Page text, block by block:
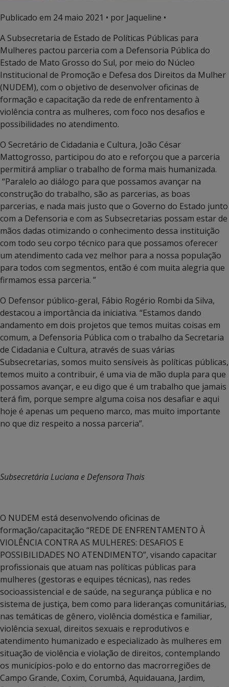
Publicado em 24 maio 2021 • por Jaqueline •
A Subsecretaria de Estado de Políticas Públicas para
Mulheres pactou parceria com a Defensoria Pública do
Estado de Mato Grosso do Sul, por meio do Núcleo
Institucional de Promoção e Defesa dos Direitos da Mulher
(NUDEM), com o objetivo de desenvolver oficinas de
formação e capacitação da rede de enfrentamento à
violência contra as mulheres, com foco nos desafios e
possibilidades no atendimento.
O Secretário de Cidadania e Cultura, João César
Mattogrosso, participou do ato e reforçou que a parceria
permitirá ampliar o trabalho de forma mais humanizada.
“Paralelo ao diálogo para que possamos avançar na
construção do trabalho, são as parcerias, as boas
parcerias, e nada mais justo que o Governo do Estado junto
com a Defensoria e com as Subsecretarias possam estar de
mãos dadas otimizando o conhecimento dessa instituição
com todo seu corpo técnico para que possamos oferecer
um atendimento cada vez melhor para a nossa população
para todos com segmentos, então é com muita alegria que
firmamos essa parceria. ”
O Defensor público-geral, Fábio Rogério Rombi da Silva,
destacou a importância da iniciativa. “Estamos dando
andamento em dois projetos que temos muitas coisas em
comum, a Defensoria Pública com o trabalho da Secretaria
de Cidadania e Cultura, através de suas várias
Subsecretarias, somos muito sensíveis às políticas públicas,
temos muito a contribuir, é uma via de mão dupla para que
possamos avançar, e eu digo que é um trabalho que jamais
terá fim, porque sempre alguma coisa nos desafiar e aqui
hoje é apenas um pequeno marco, mas muito importante
no que diz respeito a nossa parceria”.
Subsecretária Luciana e Defensora Thais
O NUDEM está desenvolvendo oficinas de
formação/capacitação “REDE DE ENFRENTAMENTO À
VIOLÊNCIA CONTRA AS MULHERES: DESAFIOS E
POSSIBILIDADES NO ATENDIMENTO”, visando capacitar
profissionais que atuam nas políticas públicas para
mulheres (gestoras e equipes técnicas), nas redes
socioassistencial e de saúde, na segurança pública e no
sistema de justiça, bem como para lideranças comunitárias,
nas temáticas de gênero, violência doméstica e familiar,
violência sexual, direitos sexuais e reprodutivos e
atendimento humanizado e especializado às mulheres em
situação de violência e violação de direitos, contemplando
os municípios-polo e do entorno das macrorregiões de
Campo Grande, Coxim, Corumbá, Aquidauana, Jardim,